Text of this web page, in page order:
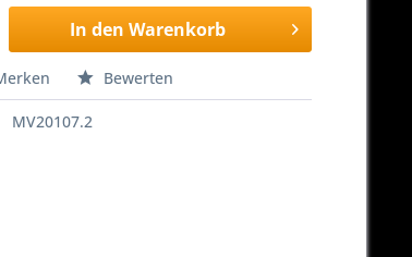
In den Warenkorb
Bewerten
MV20107.2